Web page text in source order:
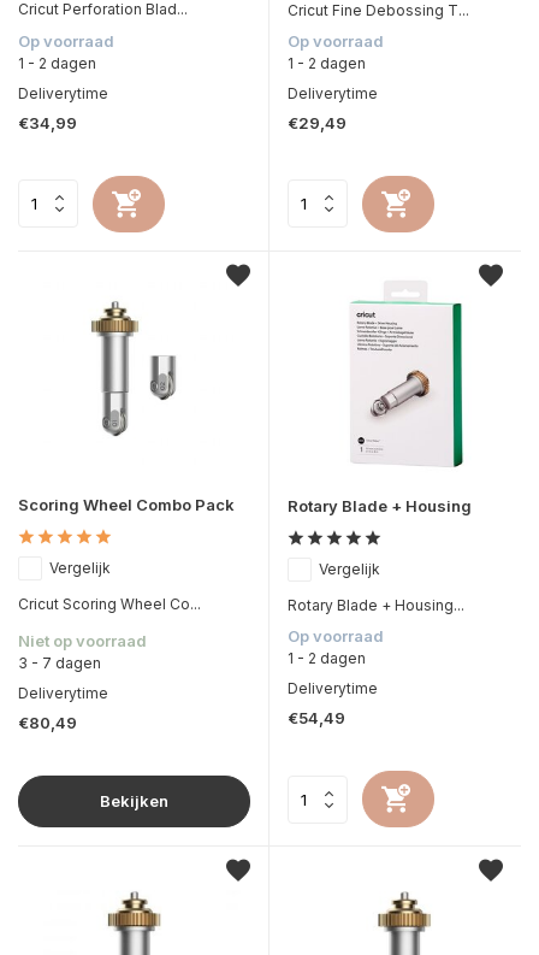
Cricut Perforation Blad...
Op voorraad
1 - 2 dagen
Deliverytime
€34,99
Cricut Fine Debossing T...
Op voorraad
1 - 2 dagen
Deliverytime
€29,49
Scoring Wheel Combo Pack
Vergelijk
Cricut Scoring Wheel Co...
Niet op voorraad
3 - 7 dagen
Deliverytime
€80,49
Bekijken
Rotary Blade + Housing
Vergelijk
Rotary Blade + Housing...
Op voorraad
1 - 2 dagen
Deliverytime
€54,49